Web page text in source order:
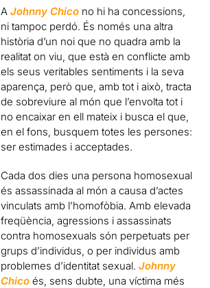
AJohnny Chico no hi ha concessions,
ni tampoc perdó. És només una altra
història d’un noi que no quadra amb la
realitat on viu, que està en conflicte amb
els seus veritables sentiments i la seva
aparença, però que, amb tot i això, tracta
de sobreviure al món que l’envolta tot i
no encaixar en ell mateix i busca el que,
en el fons, busquem totes les persones:
ser estimades i acceptades.
Cada dos dies una persona homosexual
és assassinada al món a causa d’actes
vinculats amb l’homofòbia. Amb elevada
freqüència, agressions i assassinats
contra homosexuals són perpetuats per
grups d’individus, o per individus amb
problemes d’identitat sexual.Johnny
Chico és, sens dubte, una víctima més